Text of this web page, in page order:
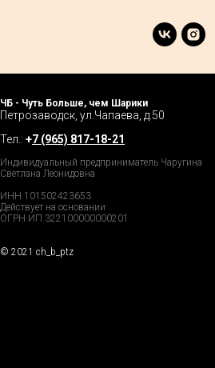
ЧБ - Чуть Больше, чем Шарики
Петрозаводск, ул.Чапаева, д.50
Тел.: +7 (965) 817-18-21
Индивидуальный предприниматель Чаругина
Светлана Леонидовна
ИНН 101502423653
Действует на основании
ОГРН ИП 322100000000201
© 2021 ch_b_ptz